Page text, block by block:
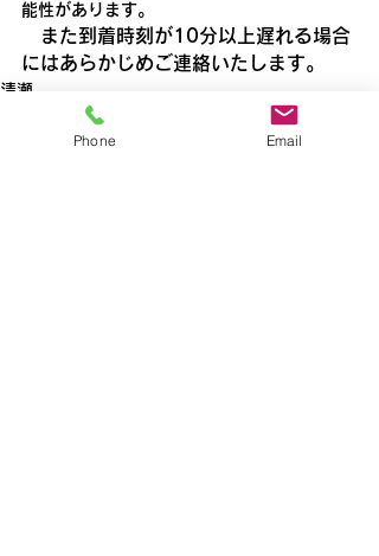
能性があります。
また到着時刻が10分以上遅れる場合
にはあらかじめご連絡いたします。
清瀬
Phone Email